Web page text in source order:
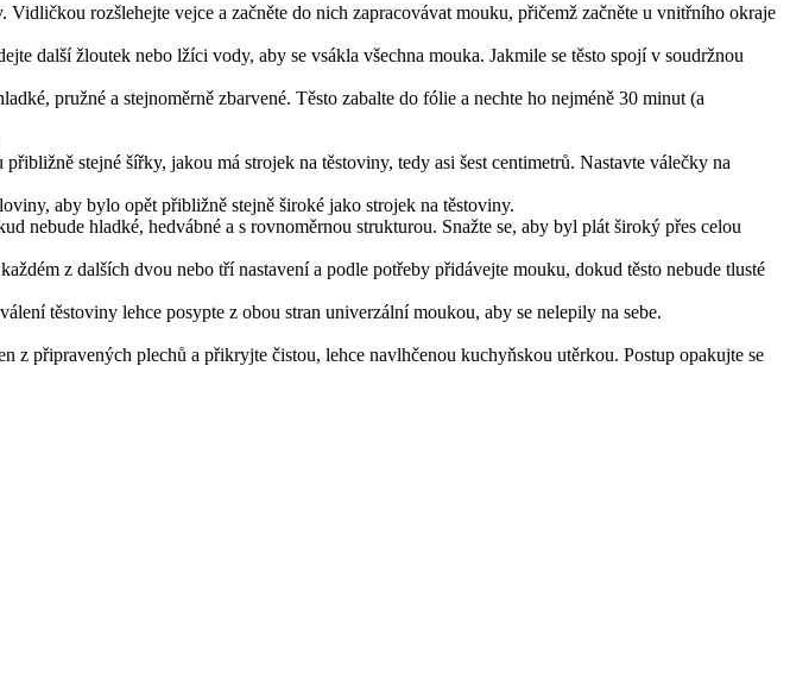
rozšlehejte vejce a začněte do nich zapracovávat mouku, přičemž začněte u vnitřního okraje
další žloutek nebo lžíci vody, aby se vsákla všechna mouka. Jakmile se těsto spojí v soudržnou
pružné a stejnoměrně zbarvené. Těsto zabalte do fólie a nechte ho nejméně 30 minut (a
stejné šířky, jakou má strojek na těstoviny, tedy asi šest centimetrů. Nastavte válečky na
aby bylo opět přibližně stejně široké jako strojek na těstoviny.
nebude hladké, hedvábné a s rovnoměrnou strukturou. Snažte se, aby byl plát široký přes celou
z dalších dvou nebo tří nastavení a podle potřeby přidávejte mouku, dokud těsto nebude tlusté
těstoviny lehce posypte z obou stran univerzální moukou, aby se nelepily na sebe.
z připravených plechů a přikryjte čistou, lehce navlhčenou kuchyňskou utěrkou. Postup opakujte se